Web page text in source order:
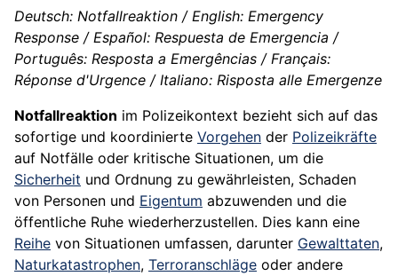
Deutsch: Notfallreaktion / English: Emergency
Response / Español: Respuesta de Emergencia /
Português: Resposta a Emergências / Français:
Réponse d'Urgence / Italiano: Risposta alle Emergenze
Notfallreaktion im Polizeikontext bezieht sich auf das
sofortige und koordinierte Vorgehen der Polizeikräfte
auf Notfälle oder kritische Situationen, um die
Sicherheit und Ordnung zu gewährleisten, Schaden
von Personen und Eigentum abzuwenden und die
öffentliche Ruhe wiederherzustellen. Dies kann eine
Reihe von Situationen umfassen, darunter Gewalttaten,
Naturkatastrophen, Terroranschläge oder andere